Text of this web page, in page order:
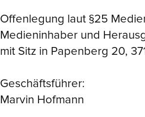
Offenlegung laut §25
Medieninhaber und
mit Sitz in Papenberg 20,
Geschäftsführer:
Marvin Hofmann